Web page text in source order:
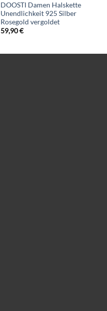
DOOSTI Damen Halskette
Unendlichkeit 925 Silber
Rosegold vergoldet
59,90€